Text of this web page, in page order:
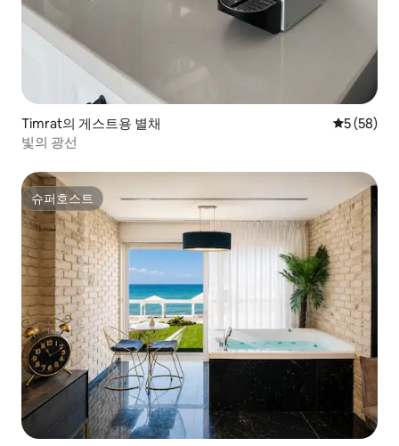
Timrat의 게스트용 별채 평점 5점(5
5 (58)
빛의 광선
슈퍼호스트
슈퍼호스트